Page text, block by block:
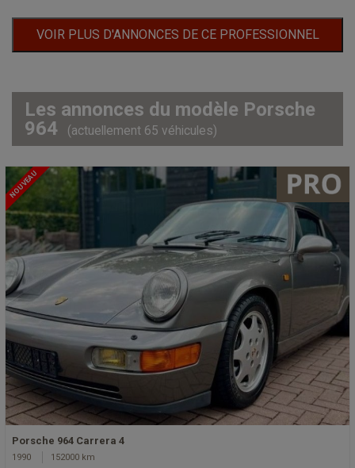
VOIR PLUS D'ANNONCES DE CE PROFESSIONNEL
Les annonces du modèle Porsche
964
(actuellement 65 véhicules)
NOUVEAU
Porsche 964 Carrera 4
1990 152000 km